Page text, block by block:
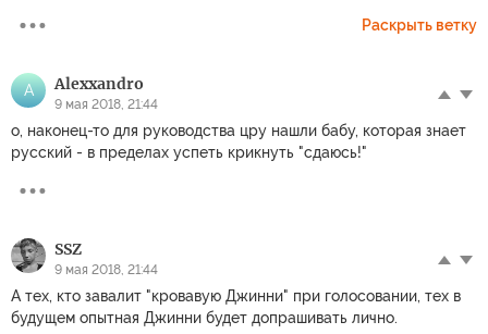
Раскрыть ветку
A Alexxandro
9 мая 2018, 21:44
о, наконец-то для руководства цру нашли бабу, которая знает
русский - в пределах успеть крикнуть "сдаюсь!"
SSZ
9 мая 2018, 21:44
А тех, кто завалит "кровавую Джинни" при голосовании, тех в
будущем опытная Джинни будет допрашивать лично.